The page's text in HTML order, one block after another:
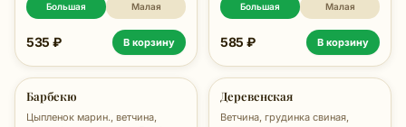
Большая Малая
535 ₽ В корзину
Большая Малая
585 ₽ В корзину
Барбекю
Цыпленок марин., ветчина,
Деревенская
Ветчина, грудинка свиная,